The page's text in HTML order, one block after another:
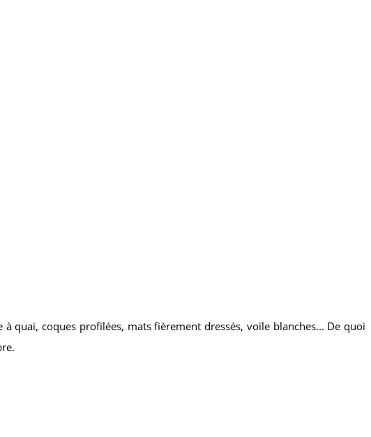
quai, coques profilées, mats fièrement dressés, voile blanches... De quoi